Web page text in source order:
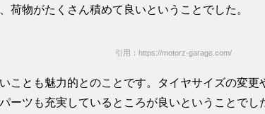
荷物がたくさん積めて良いということでした。
引用：https://motorz-garage.com/
ことも魅力的とのことです。タイヤサイズの変更
ーツも充実しているところが良いということでし